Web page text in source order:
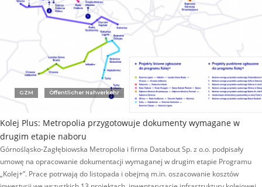
GZM Öffentlicher Nahverkehr
Kolej Plus: Metropolia przygotowuje dokumenty wymagane w
drugim etapie naboru
Górnośląsko-Zagłębiowska Metropolia i firma Databout Sp. z o.o. podpisały
umowę na opracowanie dokumentacji wymaganej w drugim etapie Programu
„Kolej+”. Prace potrwają do listopada i obejmą m.in. oszacowanie kosztów